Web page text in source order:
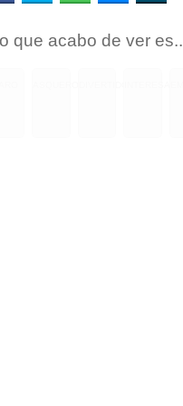
que acabo de ver es..